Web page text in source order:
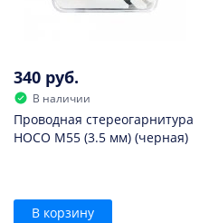
340 руб.
В наличии
Проводная стереогарнитура
HOCO M55 (3.5 мм) (черная)
В корзину